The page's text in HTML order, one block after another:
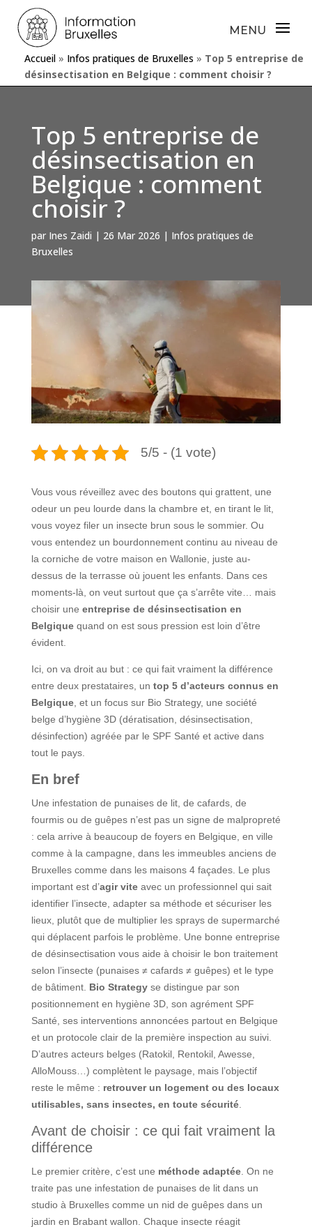
Accueil » Infos pratiques de Bruxelles » Top 5 entreprise de
désinsectisation en Belgique : comment choisir ?
Top 5 entreprise de
désinsectisation en
Belgique : comment
choisir ?
par Ines Zaidi | 26 Mar 2026 | Infos pratiques de
Bruxelles
5/5 - (1 vote)
Vous vous réveillez avec des boutons qui grattent, une
odeur un peu lourde dans la chambre et, en tirant le lit,
vous voyez filer un insecte brun sous le sommier. Ou
vous entendez un bourdonnement continu au niveau de
la corniche de votre maison en Wallonie, juste au-
dessus de la terrasse où jouent les enfants. Dans ces
moments-là, on veut surtout que ça s’arrête vite… mais
choisir une entreprise de désinsectisation en
Belgiquequand on est sous pression est loin d’être
évident.
Ici, on va droit au but : ce qui fait vraiment la différence
entre deux prestataires, un top 5 d’acteurs connus en
Belgique, et un focus sur Bio Strategy, une société
belge d’hygiène 3D (dératisation, désinsectisation,
désinfection) agréée par le SPF Santé et active dans
tout le pays.
En bref
Une infestation de punaises de lit, de cafards, de
fourmis ou de guêpes n’est pas un signe de malpropreté
: cela arrive à beaucoup de foyers en Belgique, en ville
comme à la campagne, dans les immeubles anciens de
Bruxelles comme dans les maisons 4 façades. Le plus
important est d’agir viteavec un professionnel qui sait
identifier l’insecte, adapter sa méthode et sécuriser les
lieux, plutôt que de multiplier les sprays de supermarché
qui déplacent parfois le problème. Une bonne entreprise
de désinsectisation vous aide à choisir le bon traitement
selon l’insecte (punaises ≠ cafards ≠ guêpes) et le type
de bâtiment. Bio Strategyse distingue par son
positionnement en hygiène 3D, son agrément SPF
Santé, ses interventions annoncées partout en Belgique
et un protocole clair de la première inspection au suivi.
D’autres acteurs belges (Ratokil, Rentokil, Awesse,
AlloMouss…) complètent le paysage, mais l’objectif
reste le même : retrouver un logement ou des locaux
utilisables, sans insectes, en toute sécurité.
Avant de choisir : ce qui fait vraiment la
différence
Le premier critère, c’est une méthode adaptée. On ne
traite pas une infestation de punaises de lit dans un
studio à Bruxelles comme un nid de guêpes dans un
jardin en Brabant wallon. Chaque insecte réagit